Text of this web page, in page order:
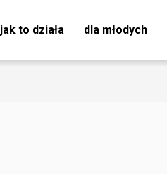
jak to działa dla młodych